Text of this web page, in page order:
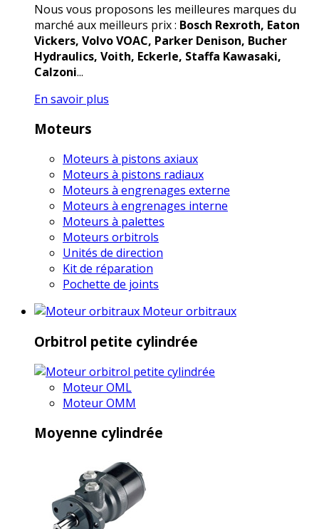
Nous vous proposons les meilleures marques du
marché aux meilleurs prix : Bosch Rexroth, Eaton
Vickers, Volvo VOAC, Parker Denison, Bucher
Hydraulics, Voith, Eckerle, Staffa Kawasaki,
Calzoni...
En savoir plus
Moteurs
Moteurs à pistons axiaux
Moteurs à pistons radiaux
Moteurs à engrenages externe
Moteurs à engrenages interne
Moteurs à palettes
Moteurs orbitrols
Unités de direction
Kit de réparation
Pochette de joints
Moteur orbitraux
Orbitrol petite cylindrée
Moteur OML
Moteur OMM
Moyenne cylindrée